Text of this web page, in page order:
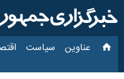
عناوین‌ سیاست اقتصاد